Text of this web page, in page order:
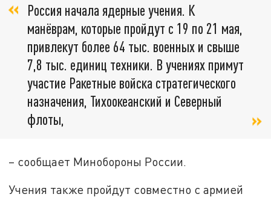
Россия начала ядерные учения. К
манёврам, которые пройдут с 19 по 21 мая,
привлекут более 64 тыс. военных и свыше
7,8 тыс. единиц техники. В учениях примут
участие Ракетные войска стратегического
назначения, Тихоокеанский и Северный
флоты,
– сообщает Минобороны России.
Учения также пройдут совместно с армией